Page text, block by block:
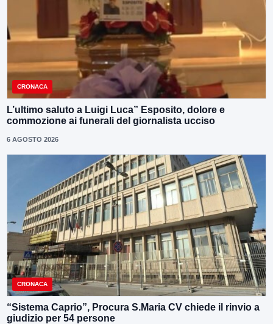
CRONACA
L’ultimo saluto a Luigi Luca” Esposito, dolore e
commozione ai funerali del giornalista ucciso
6 AGOSTO 2026
CRONACA
“Sistema Caprio”, Procura S.Maria CV chiede il rinvio a
giudizio per 54 persone